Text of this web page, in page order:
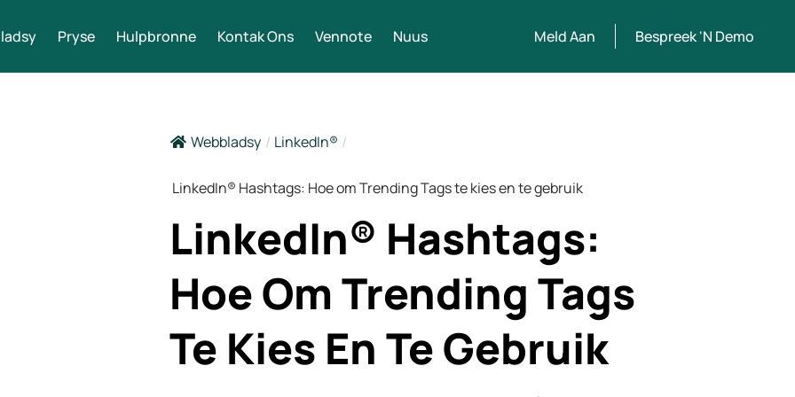
Pryse Hulpbronne Kontak Ons Vennote Nuus Meld Aan Bespreek 'n Demo
Webbladsy / LinkedIn® /
LinkedIn® Hashtags: Hoe om Trending Tags te kies en te gebruik
LinkedIn® Hashtags:
Hoe Om Trending Tags
Te Kies En Te Gebruik